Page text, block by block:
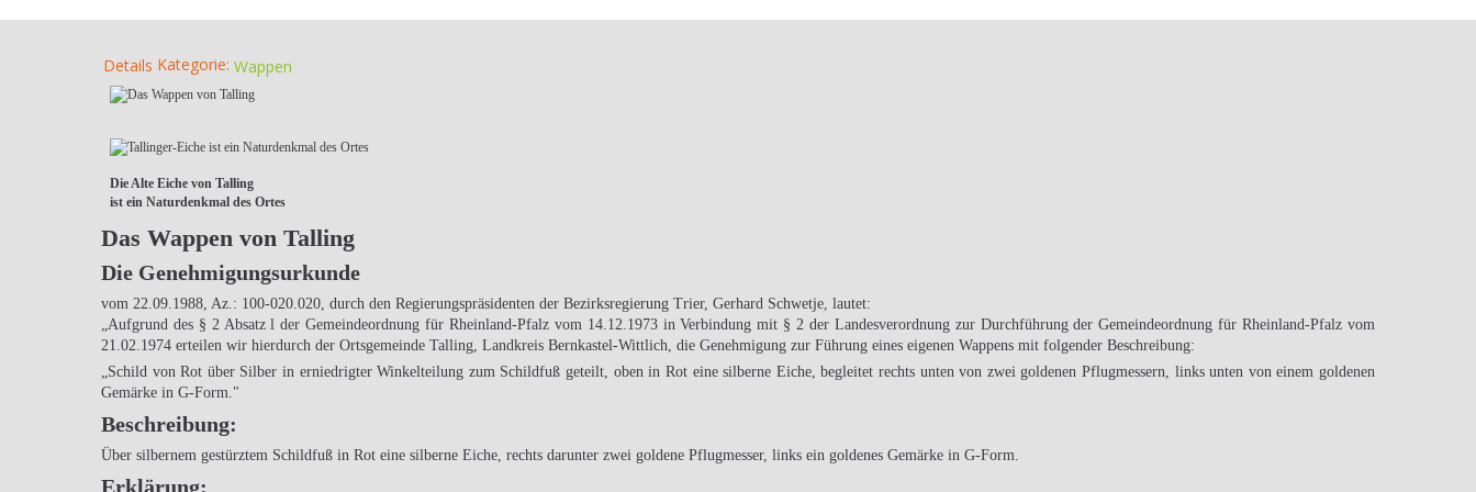
Details Kategorie: Wappen
Die Alte Eiche von Talling
ist ein Naturdenkmal des Ortes
Das Wappen von Talling
Die Genehmigungsurkunde
vom 22.09.1988, Az.: 100-020.020, durch den Regierungspräsidenten der Bezirksregierung Trier, Gerhard Schwetje, lautet:
„Aufgrund des § 2 Absatz l der Gemeindeordnung für Rheinland-Pfalz vom 14.12.1973 in Ver­bindung mit § 2 der Landesverordnung zur Durchführung der Gemeindeordnung für Rheinland-Pfalz vom
21.02.1974 erteilen wir hierdurch der Ortsgemeinde Talling, Landkreis Bernkastel-Wittlich, die Genehmigung zur Führung eines eigenen Wappens mit folgender Beschreibung:
„Schild von Rot über Silber in erniedrigter Winkelteilung zum Schildfuß geteilt, oben in Rot eine silberne Eiche, begleitet rechts unten von zwei goldenen Pflugmessern, links unten von einem goldenen
Gemärke in G-Form."
Beschreibung:
Über silbernem gestürztem Schildfuß in Rot eine silberne Eiche, rechts da­runter zwei goldene Pflugmesser, links ein goldenes Gemärke in G-Form.
Erklärung: